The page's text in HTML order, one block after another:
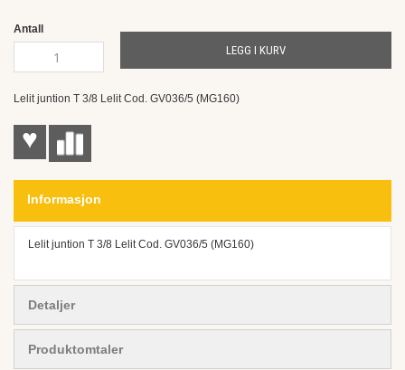
gallery
Antall
LEGG I KURV
Lelit juntion T 3/8 Lelit Cod. GV036/5 (MG160)
♥
Informasjon
Lelit juntion T 3/8 Lelit Cod. GV036/5 (MG160)
Detaljer
Produktomtaler